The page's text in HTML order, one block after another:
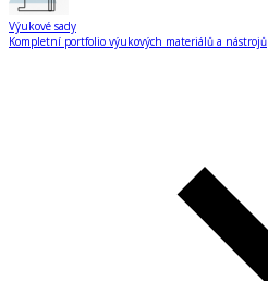
Výukové sady
Kompletní portfolio výukových materiálů a nástrojů